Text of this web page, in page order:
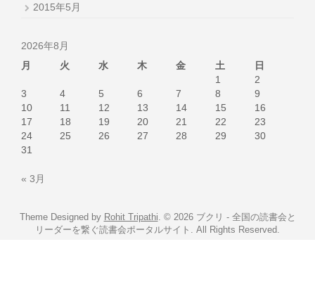
2015年5月
2026年8月
月
火 水 木 金 土
日
1
2
3
4 5 6 7 8
9
10
11 12 13 14 15
16
17
18 19 20 21 22
23
24
25 26 27 28 29
30
31
« 3月
Theme Designed by Rohit Tripathi. © 2026 ブクリ - 全国の読書会と
リーダーを繋ぐ読書会ポータルサイト. All Rights Reserved.